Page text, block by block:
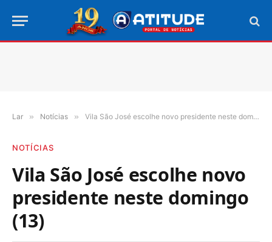
Lar » Notícias » Vila São José escolhe novo presidente neste domingo (13)
NOTÍCIAS
Vila São José escolhe novo
presidente neste domingo
(13)